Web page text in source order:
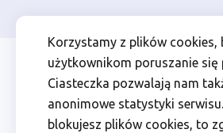
Korzystamy z plików cookies,
użytkownikom poruszanie się
Ciasteczka pozwalają nam
anonimowe statystyki
blokujesz plików cookies, to
Kalendarz
wydarzeń
Przejdź
głównej
nawigacji
Przejdź
wyszukiwarki
Przejdź
zawartości
strony
Przejdź
stopki
Menu
Header
Top
Osoba prywatna Firma